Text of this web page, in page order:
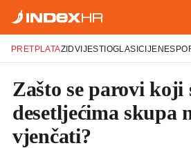
PRETPLATAZIDVIJESTI OGLASICIJENE
Zašto se parovi koji
desetljećima skupa
vjenčati?